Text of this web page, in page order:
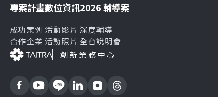
專案計畫
成功案例
合作企業
數位資訊
活動影片
活動照片
2026 輔導案
深度輔導
全台說明會
創新業務中心